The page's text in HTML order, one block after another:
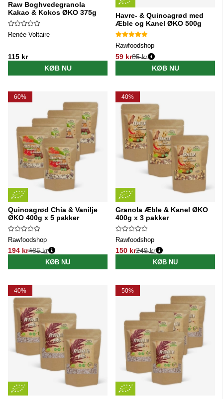
Raw Boghvedegranola
Kakao & Kokos ØKO 375g
Renée Voltaire
115 kr
KØB NU
Havre- & Quinoagrød med
Æble og Kanel ØKO 500g
Rawfoodshop
59 kr
Normalpris:
85 kr
KØB NU
60%
Quinoagrød Chia & Vanilje
ØKO 400g x 5 pakker
Rawfoodshop
194 kr
Normalpris:
485 kr
KØB NU
40%
Granola Æble & Kanel ØKO
400g x 3 pakker
Rawfoodshop
150 kr
Normalpris:
249 kr
KØB NU
40% 50%